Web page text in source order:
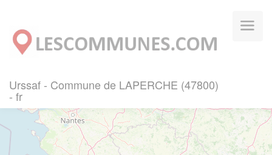
Urssaf - Commune de LAPERCHE (47800)
- fr